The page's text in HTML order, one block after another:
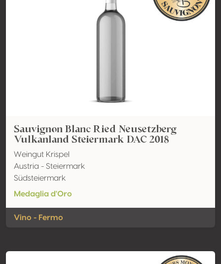
Sauvignon Blanc Ried Neusetzberg
Vulkanland Steiermark DAC 2018
Weingut Krispel
Austria - Steiermark
Südsteiermark
Medaglia d'Oro
Vino - Fermo